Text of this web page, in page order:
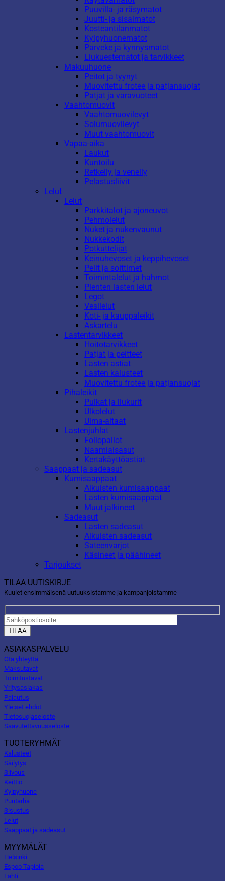
Puuvilla- ja räsymatot
Juutti- ja sisalmatot
Kosteantilanmatot
Kylpyhuonematot
Parveke ja kynnysmatot
Liukuestematot ja tarvikkeet
Makuuhuone
Peitot ja tyynyt
Muovitettu frotee ja patjansuojat
Patjat ja varavuoteet
Vaahtomuovit
Vaahtomuovilevyt
Solumuovilevyt
Muut vaahtomuovit
Vapaa-aika
Laukut
Kuntoilu
Retkeily ja veneily
Pelastusliivit
Lelut
Lelut
Parkkitalot ja ajoneuvot
Pehmolelut
Nuket ja nukenvaunut
Nukkekodit
Potkuttelijat
Keinuhevoset ja keppihevoset
Pelit ja soittimet
Toimintalelut ja hahmot
Pienten lasten lelut
Legot
Vesilelut
Koti- ja kauppaleikit
Askartelu
Lastentarvikkeet
Hoitotarvikkeet
Patjat ja peitteet
Lasten astiat
Lasten kalusteet
Muovitettu frotee ja patjansuojat
Pihaleikit
Pulkat ja liukurit
Ulkolelut
Uima-altaat
Lastenjuhlat
Foliopallot
Naamiaisasut
Kertakäyttöastiat
Saappaat ja sadeasut
Kumisaappaat
Aikuisten kumisaappaat
Lasten kumisaappaat
Muut jalkineet
Sadeasut
Lasten sadeasut
Aikuisten sadeasut
Sateenvarjot
Käsineet ja päähineet
Tarjoukset
TILAA UUTISKIRJE
Kuulet ensimmäisenä uutuuksistamme ja kampanjoistamme
ASIAKASPALVELU
Ota yhteyttä
Maksutavat
Toimitustavat
Yritysasiakas
Palautus
Yleiset ehdot
Tietosuojaseloste
Saavutettavuusseloste
TUOTERYHMÄT
Kalusteet
Säilytys
Siivous
Keittiö
Kylpyhuone
Puutarha
Sisustus
Lelut
Saappaat ja sadeasut
MYYMÄLÄT
Helsinki
Espoo Tapiola
Lahti